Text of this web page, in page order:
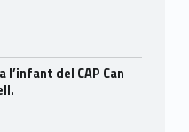
l’infant del CAP Can